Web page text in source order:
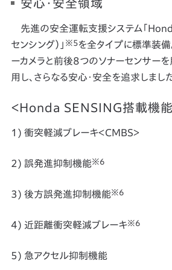
安心・安全領域
先進の安全運転支援システム「
センシング）」 ※5を全タイプに標準装備
ーカメラと前後8つのソナーセンサー
用し、さらなる安心・安全を追求しました
＜Honda SENSING搭載機能
1) 衝突軽減ブレーキ＜CMBS＞
2) 誤発進抑制機能※6
3) 後方誤発進抑制機能※6
4) 近距離衝突軽減ブレーキ※6
5) 急アクセル抑制機能